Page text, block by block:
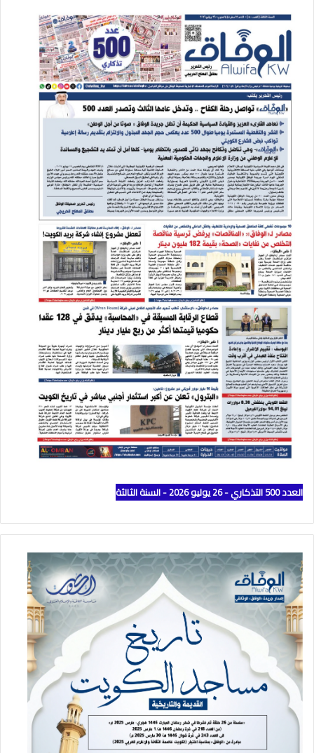
العدد 500 التذكاري - 26 يوليو 2026 - السنة الثالثة